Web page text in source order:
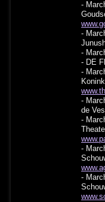
-
-
-
- DE
-
-
de
-
-
-